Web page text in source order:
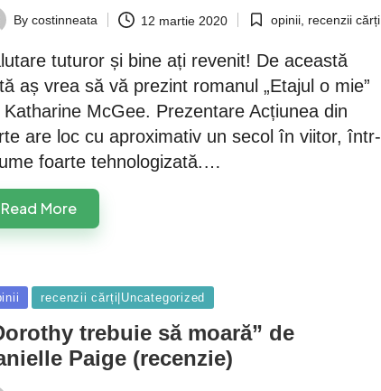
By costinneata 12 martie 2020
Postedopinii recenzii cărți
tuturor și bine ați revenit! De această
aș vrea să vă prezint romanul „Etajul o mie”
Katharine McGee. Prezentare Acțiunea din
are loc cu aproximativ un secol în viitor, într-
foarte tehnologizată.…
Read More
recenzii cărți|Uncategorized
trebuie să moară” de
Paige (recenzie)